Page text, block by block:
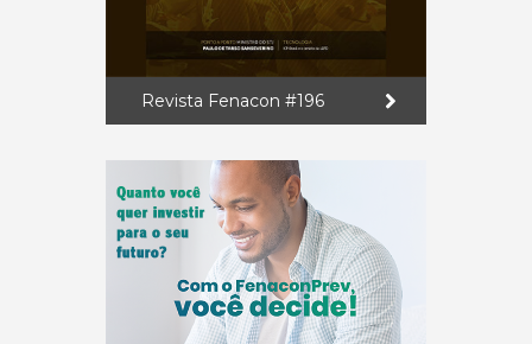
Revista Fenacon #196